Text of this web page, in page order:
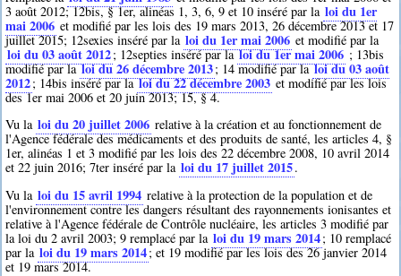
3 août 2012; 12bis, § 1er, alinéas 1, 3, 6, 9 et 10 inséré par la loi du 1er
mai 2006 et modifié par les lois des 19 mars 2013, 26 décembre 2013 et 17
juillet 2015; 12sexies inséré par la loi du 1er mai 2006 et modifié par la
loi du 03 août 2012; 12septies inséré par laloi du 1er mai 2006 ; 13bis
modifié par laloi du 26 décembre 2013; 14 modifié par laloi du 03 août
2012; 14bis inséré par laloi du 22 décembre 2003 et modifié par les lois
des 1er mai 2006 et 20 juin 2013; 15, § 4.
Vu la loi du 20 juillet 2006 relative à la création et au fonctionnement de
l'Agence fédérale des médicaments et des produits de santé, les articles 4, §
1er, alinéas 1 et 3 modifié par les lois des 22 décembre 2008, 10 avril 2014
et 22 juin 2016; 7ter inséré par la loi du 17 juillet 2015.
Vu la loi du 15 avril 1994 relative à la protection de la population et de
l'environnement contre les dangers résultant des rayonnements ionisantes et
relative à l'Agence fédérale de Contrôle nucléaire, les articles 3 modifié par
la loi du 2 avril 2003; 9 remplacé par la loi du 19 mars 2014; 10 remplacé
par la loi du 19 mars 2014; et 19 modifié par les lois des 26 janvier 2014
et 19 mars 2014.